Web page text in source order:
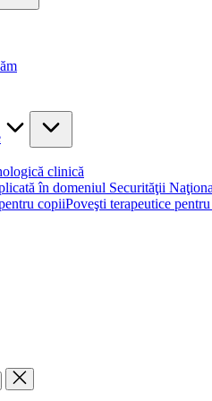
clinică
în domeniul Securităţii
copiiPoveşti terapeutice